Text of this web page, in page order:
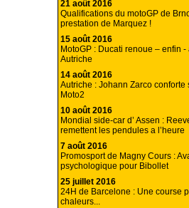
21 août 2016
Qualifications du motoGP de
prestation de Marquez !
15 août 2016
MotoGP : Ducati renoue – enfin
Autriche
14 août 2016
Autriche : Johann Zarco conforte
Moto2
10 août 2016
Mondial side-car d’ Assen :
remettent les pendules a l’heure
7 août 2016
Promosport de Magny Cours :
psychologique pour Bibollet
25 juillet 2016
24H de Barcelone : Une course
chaleurs...